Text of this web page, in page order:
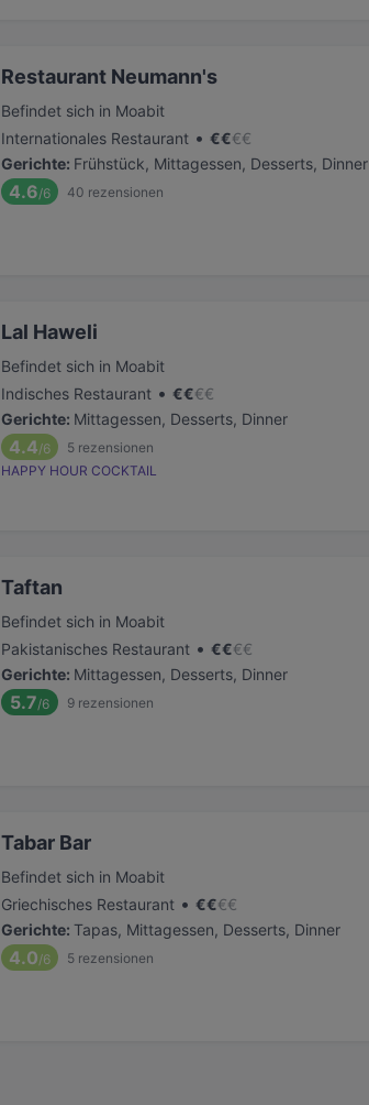
Restaurant Neumann's
Befindet sich in Moabit
Internationales Restaurant • €€€€
Gerichte: Frühstück, Mittagessen, Desserts, Dinner
4.6/6 40 rezensionen
Lal Haweli
Befindet sich in Moabit
Indisches Restaurant • €€€€
Gerichte: Mittagessen, Desserts, Dinner
4.4/6 5 rezensionen
HAPPY HOUR COCKTAIL
Taftan
Befindet sich in Moabit
Pakistanisches Restaurant • €€€€
Gerichte: Mittagessen, Desserts, Dinner
5.7/6 9 rezensionen
Tabar Bar
Befindet sich in Moabit
Griechisches Restaurant • €€€€
Gerichte: Tapas, Mittagessen, Desserts, Dinner
4.0/6 5 rezensionen